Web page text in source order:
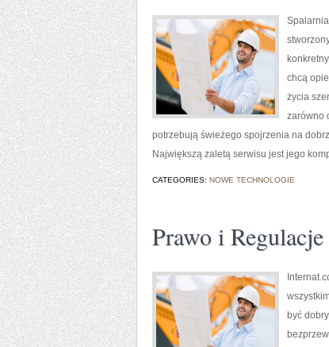
chcą
życia
zarówno
potrzebują świeżego spojrzenia na
Największą zaletą serwisu jest jego
CATEGORIES: NOWE TECHNOLOGIE
Prawo i
być